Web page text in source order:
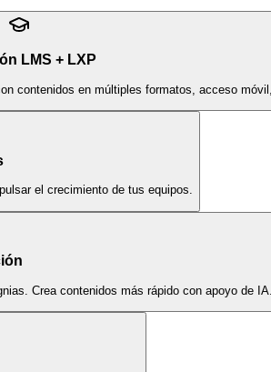
LMS + LXP
contenidos en múltiples formatos, acceso
el crecimiento de tus equipos.
Crea contenidos más rápido con apoyo de IA.